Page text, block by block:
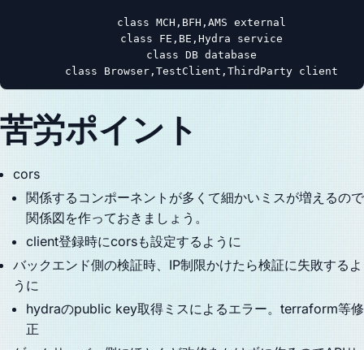
      class Browser,TestClient,ThirdParty client
苦労ポイント
cors
関係するコンポーネントが多くて細かいミスが増えるので
関係図を作っておきましょう。
client登録時にcorsも設定するように
バックエンド側の検証時、IP制限かけたら検証に失敗するよ
うに
hydraのpublic key取得ミスによるエラー。terraform等修
正